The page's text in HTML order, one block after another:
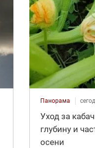
Панорама
Уход за
глубину и
осени